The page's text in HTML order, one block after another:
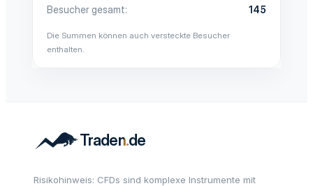
Besucher gesamt
145
Die Summen können auch versteckte Besucher
enthalten.
Risikohinweis: CFDs sind komplexe Instrumente mit